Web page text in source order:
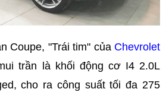
Coupe, "Trái tim" của Chevrolet
trần là khối động cơ I4 2.0L
cho ra công suất tối đa 275